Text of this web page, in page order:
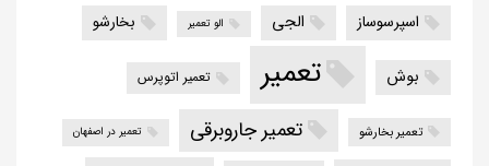
اسپرسوساز الجی الو تعمیر بخارشو
بوش تعمیر تعمیر اتوپرس
تعمیر بخارشو تعمیر جاروبرقی تعمیر در اصفهان